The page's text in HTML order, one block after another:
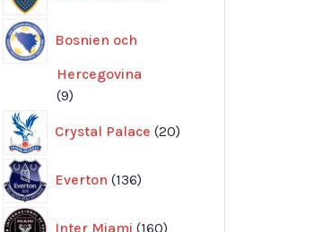
Bosnien och
Hercegovina
99
Crystal Palace 20
produkter
Everton 136
produkter
Inter Miami 160